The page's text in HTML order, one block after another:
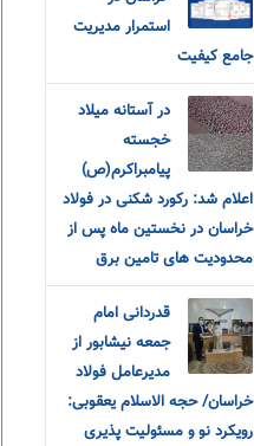
استمرار مدیریت
جامع کیفیت
در آستانه میلاد
خجسته
پیامبراکرم(ص)
اعلام شد: رکورد شکنی در فولاد
خراسان در نخستین ماه پس از
محدودیت های تامین برق
قدردانی امام
جمعه نیشابور از
مدیرعامل فولاد
خراسان/ حجه الاسلام یعقوبی:
رویکرد نو و مسئولیت پذیری